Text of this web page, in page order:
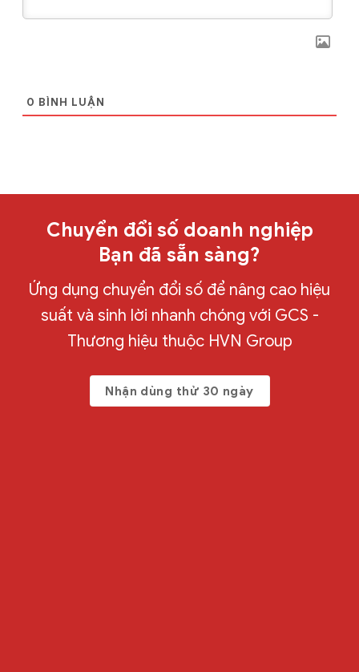
0 BÌNH LUẬN
Chuyển đổi số doanh nghiệp
Bạn đã sẵn sàng?
Ứng dụng chuyển đổi số để nâng cao hiệu
suất và sinh lời nhanh chóng với GCS -
Thương hiệu thuộc HVN Group
Nhận dùng thử 30 ngày